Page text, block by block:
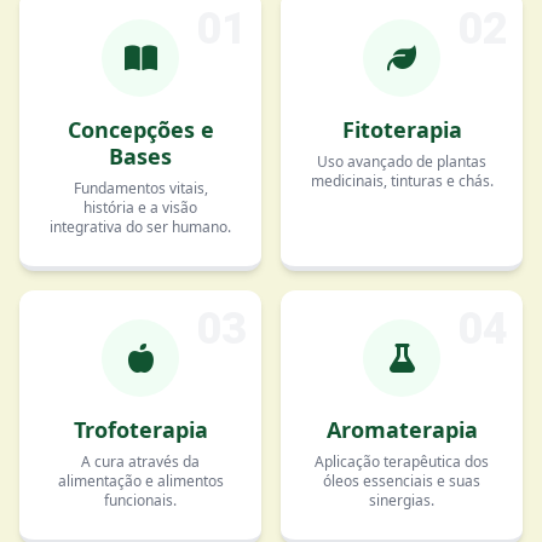
Concepções e
Bases
Fundamentos vitais,
história e a visão
integrativa do ser humano.
Fitoterapia
Uso avançado de plantas
medicinais, tinturas e chás.
Trofoterapia
A cura através da
alimentação e alimentos
funcionais.
Aromaterapia
Aplicação terapêutica dos
óleos essenciais e suas
sinergias.